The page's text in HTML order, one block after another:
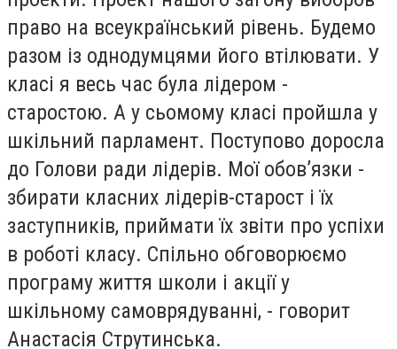
право на всеукраїнський рівень. Будемо
разом із однодумцями його втілювати. У
класі я весь час була лідером -
старостою. А у сьомому класі пройшла у
шкільний парламент. Поступово доросла
до Голови ради лідерів. Мої обов’язки -
збирати класних лідерів-старост і їх
заступників, приймати їх звіти про успіхи
в роботі класу. Спільно обговорюємо
програму життя школи і акції у
шкільному самоврядуванні, - говорит
Анастасія Струтинська.